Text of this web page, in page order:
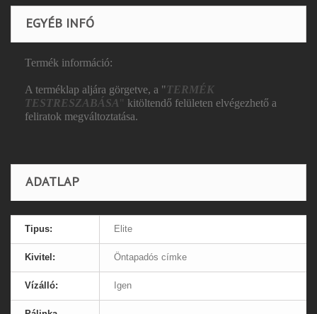
EGYÉB INFÓ
Termék információ:
A terméklap aljára görgetve, a "TERMÉK
TESTRESZABÁSA" kitöltendő felületen elvégezhető a
feliratok megváltoztatása.
ADATLAP
Tipus: Elite
Kivitel: Öntapadós címke
Vízálló: Igen